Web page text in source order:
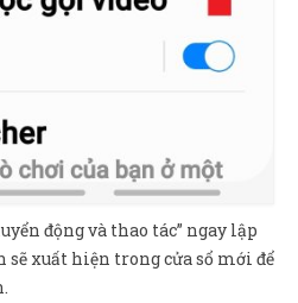
động và thao tác” ngay lập
xuất hiện trong cửa sổ mới để